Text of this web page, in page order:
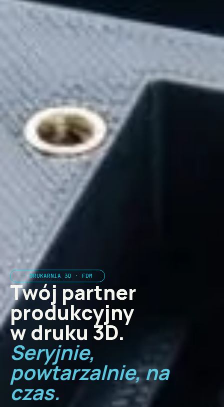
· DRUKARNIA 3D · FDM
Twój partner
produkcyjny
w druku 3D.
Seryjnie,
powtarzalnie, na
czas.